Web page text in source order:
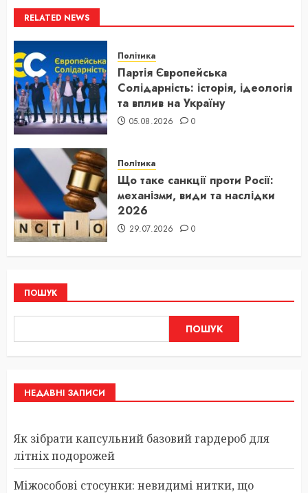
RELATED NEWS
Політика
Партія Європейська
Солідарність: історія, ідеологія
та вплив на Україну
05.08.2026 0
Політика
Що таке санкції проти Росії:
механізми, види та наслідки
2026
29.07.2026 0
ПОШУК
ПОШУК
НЕДАВНІ ЗАПИСИ
Як зібрати капсульний базовий гардероб для
літніх подорожей
Міжособові стосунки: невидимі нитки, що